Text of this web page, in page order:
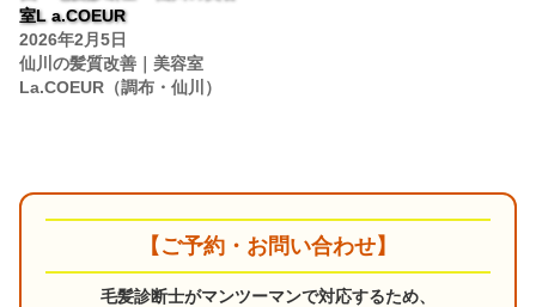
室L a.COEUR
2026年2月5日
仙川の髪質改善｜美容室
La.COEUR（調布・仙川）
【ご予約・お問い合わせ】
毛髪診断士がマンツーマンで対応するため、